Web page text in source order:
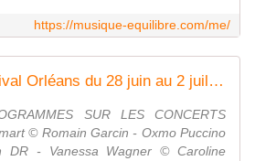
https://musique-equilibre.com/me/
Grand PianO Festival Orléans du 28 juin au 2 juillet 2023 - Programme, tarifs des concerts payants : Sofiane Pamart, Oxmo Puccino, Vanessa Wagner, GoGo Penguin, Mentissa... - VIVRE AUTREMENT VOS LOISIRS avec Clodelle
SUR LES CONCERTS
© Romain Garcin - Oxmo Puccino
DR - Vanessa Wagner © Caroline